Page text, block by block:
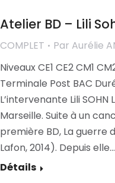
Atelier BD – Lili
COMPLET Par Aurélie
Niveaux CE1 CE2 CM1
Terminale Post BAC
L’intervenante Lili
Marseille. Suite à un
première BD, La guerre
Lafon, 2014). Depuis elle…
Détails